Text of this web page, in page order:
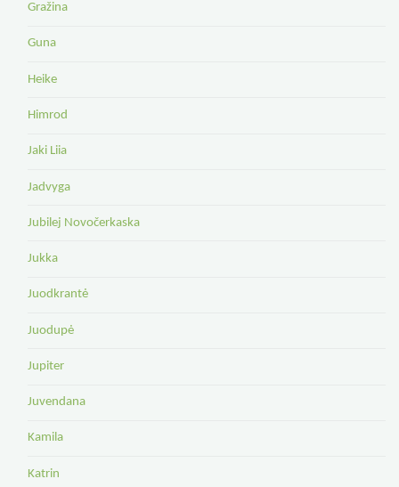
Gražina
Guna
Heike
Himrod
Jaki Liia
Jadvyga
Jubilej Novočerkaska
Jukka
Juodkrantė
Juodupė
Jupiter
Juvendana
Kamila
Katrin